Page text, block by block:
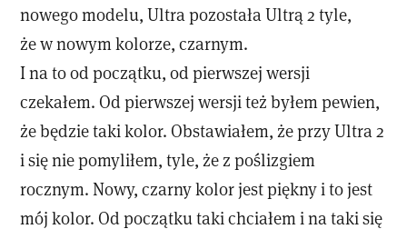
nowego modelu, Ultra pozostała Ultrą 2 tyle,
że w nowym kolorze, czarnym.
I na to od początku, od pierwszej wersji
czekałem. Od pierwszej wersji też byłem pewien,
że będzie taki kolor. Obstawiałem, że przy Ultra 2
i się nie pomyliłem, tyle, że z poślizgiem
rocznym. Nowy, czarny kolor jest piękny i to jest
mój kolor. Od początku taki chciałem i na taki się